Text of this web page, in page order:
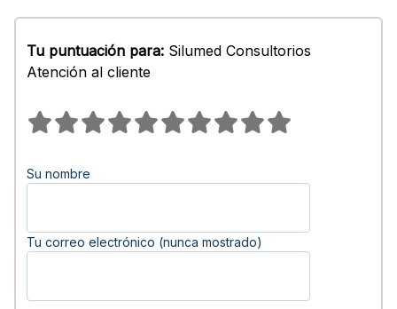
Tu puntuación para: Silumed Consultorios
Atención al cliente
Su nombre
Tu correo electrónico (nunca mostrado)